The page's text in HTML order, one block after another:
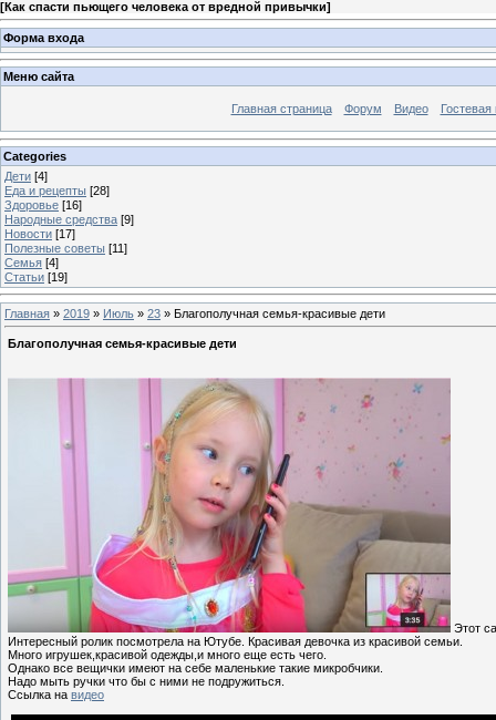
[Как спасти пьющего человека от вредной привычки]
Форма входа
Меню сайта
Главная страница Форум Видео Гостевая
Categories
Дети [4]
Еда и рецепты [28]
Здоровье [16]
Народные средства [9]
Новости [17]
Полезные советы [11]
Семья [4]
Статьи [19]
Главная » 2019 » Июль » 23 » Благополучная семья-красивые дети
Благополучная семья-красивые дети
Этот
Интересный ролик посмотрела на Ютубе. Красивая девочка из красивой семьи.
Много игрушек,красивой одежды,и много еще есть чего.
Однако все вещички имеют на себе маленькие такие микробчики.
Надо мыть ручки что бы с ними не подружиться.
Ссылка на видео